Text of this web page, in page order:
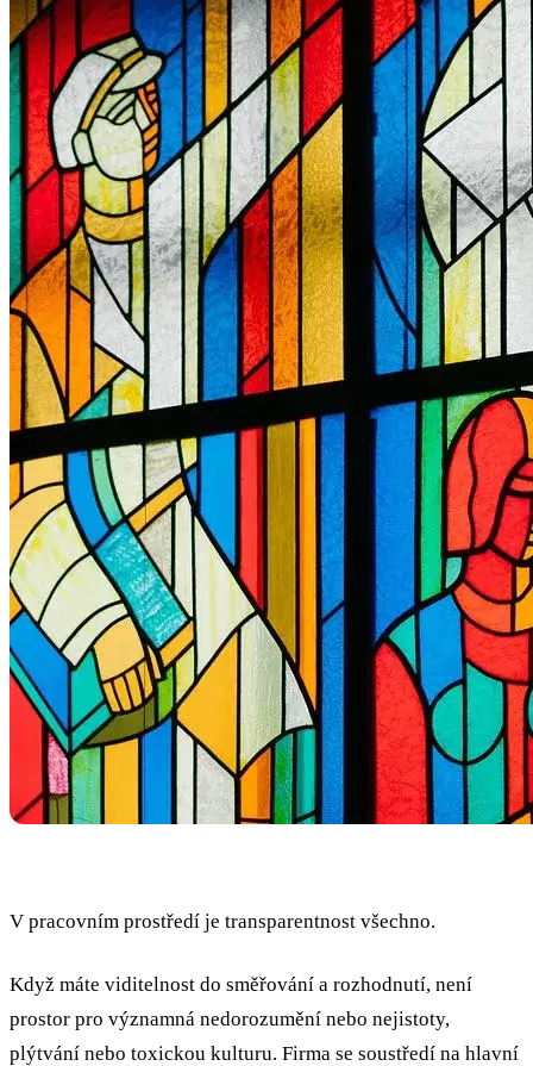
V pracovním prostředí je transparentnost všechno.
Když máte viditelnost do směřování a rozhodnutí, není
prostor pro významná nedorozumění nebo nejistoty,
plýtvání nebo toxickou kulturu. Firma se soustředí na hlavní